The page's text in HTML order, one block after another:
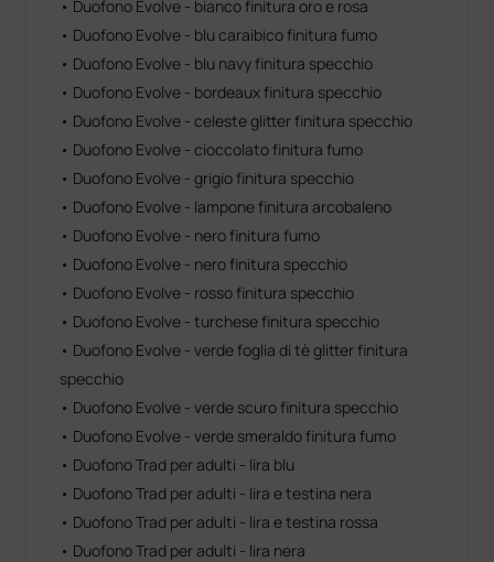
affidabilità e praticità, pensato per rispondere alle
reali esigenze dei professionisti sanitari. Il suo design
elegante lo rende un accessorio che non solo
protegge, ma si adatta perfettamente al tuo
stetoscopio, con un tocco di raffinatezza.
Con UV-HEROES® , l’igiene del tuo stetoscopio
diventa semplice, immediata ed efficace, per una
protezione sempre a portata di mano
• Duofono Evolve - bianco finitura oro e rosa
• Duofono Evolve - blu caraibico finitura fumo
• Duofono Evolve - blu navy finitura specchio
• Duofono Evolve - bordeaux finitura specchio
• Duofono Evolve - celeste glitter finitura specchio
• Duofono Evolve - cioccolato finitura fumo
• Duofono Evolve - grigio finitura specchio
• Duofono Evolve - lampone finitura arcobaleno
• Duofono Evolve - nero finitura fumo
• Duofono Evolve - nero finitura specchio
• Duofono Evolve - rosso finitura specchio
• Duofono Evolve - turchese finitura specchio
• Duofono Evolve - verde foglia di tè glitter finitura
specchio
• Duofono Evolve - verde scuro finitura specchio
• Duofono Evolve - verde smeraldo finitura fumo
• Duofono Trad per adulti - lira blu
• Duofono Trad per adulti - lira e testina nera
• Duofono Trad per adulti - lira e testina rossa
• Duofono Trad per adulti - lira nera